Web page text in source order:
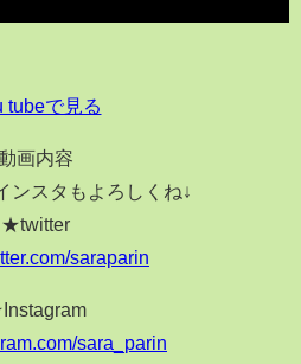
tubeで見る
画内容
ンスタもよろしくね↓
★twitter
saraparin
sara_parin